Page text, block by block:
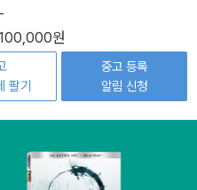
-
원
팔기
중고 등록
알림 신청